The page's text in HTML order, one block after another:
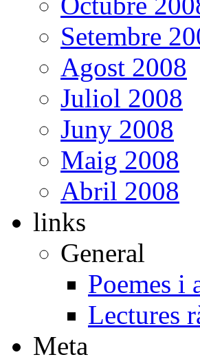
Setembre
Agost 2008
Juliol 2008
Juny 2008
Maig 2008
Abril 2008
links
General
Poemes i
Lectures
Meta